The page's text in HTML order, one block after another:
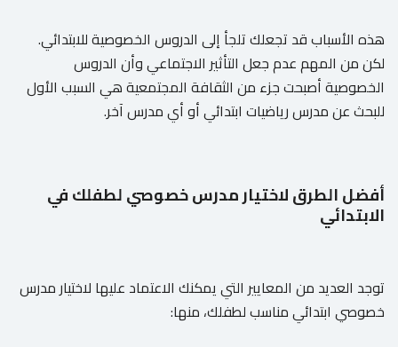
هذه الأسباب قد تجعلك تلجأ إلى الدروس الخصوصية للابتدائي.
لكن من المهم عدم جعل التأثير الاجتماعي وأن الدروس
الخصوصية أصبحت جزء من الثقافة المجتمعية هي السبب الأول
للبحث عن مدرس رياضيات ابتدائي أو أي مدرس آخر.
أفضل الطرق لاختيار مدرس خصوصي لطفلك في
الابتدائي
توجد العديد من المعايير التي يمكنك الاعتماد عليها لاختيار مدرس
خصوصي ابتدائي مناسب لطفلك، منها: